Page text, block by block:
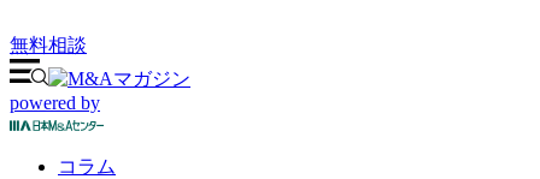
無料相談
powered by
コラム